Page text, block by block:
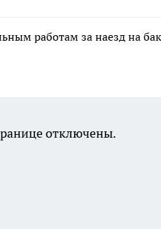
работам за наезд на
отключены.